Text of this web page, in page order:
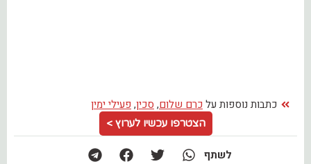
כתבות נוספות על כרם שלום, סכין, פעילי ימין
הצטרפו עכשיו לערוץ >
לשתף